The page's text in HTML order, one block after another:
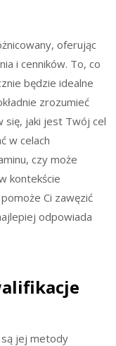
oferując
i cenników. To, co
będzie idealne
zrozumieć
się, jaki jest Twój cel
w celach
czy może
kontekście
Ci zawęzić
odpowiada
są jej metody